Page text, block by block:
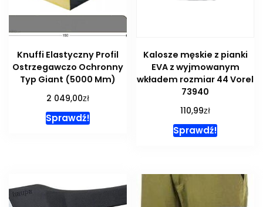
Knuffi Elastyczny Profil
Ostrzegawczo Ochronny
Typ Giant (5000 Mm)
2 049,00zł
Sprawdź!
Kalosze męskie z pianki
EVA z wyjmowanym
wkładem rozmiar 44 Vorel
73940
110,99zł
Sprawdź!